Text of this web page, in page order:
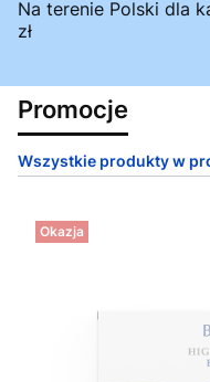
Na terenie Polski dla
zł
Promocje
Wszystkie produkty w
Okazja